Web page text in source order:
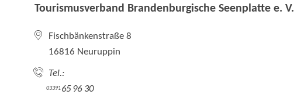
Tourismusverband Brandenburgische Seenplatte e. V.
Fischbänkenstraße 8
16816 Neuruppin
Tel.:
0339165 96 30